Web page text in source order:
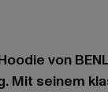
von
Mit seinem